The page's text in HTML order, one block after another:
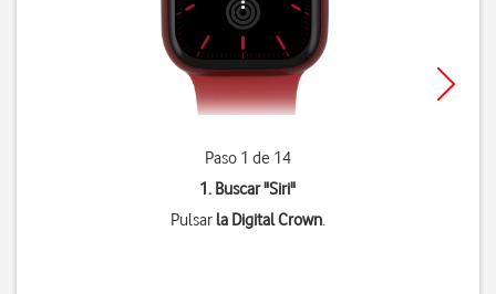
Paso 1 de 14
1. Buscar "Siri"
Pulsar la Digital Crown.